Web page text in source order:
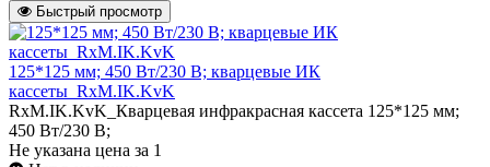
Быстрый просмотр
125*125 мм; 450 Вт/230 В; кварцевые ИК
кассеты_RxM.IK.KvK
RxM.IK.KvK_Кварцевая инфракрасная кассета 125*125 мм;
450 Вт/230 В;
Не указана цена за 1